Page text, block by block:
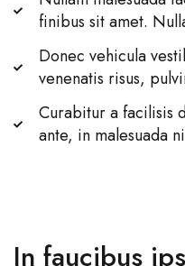
finibus sit amet.
Donec vehicula
venenatis risus,
Curabitur a facilisis
ante, in malesuada
In faucibus